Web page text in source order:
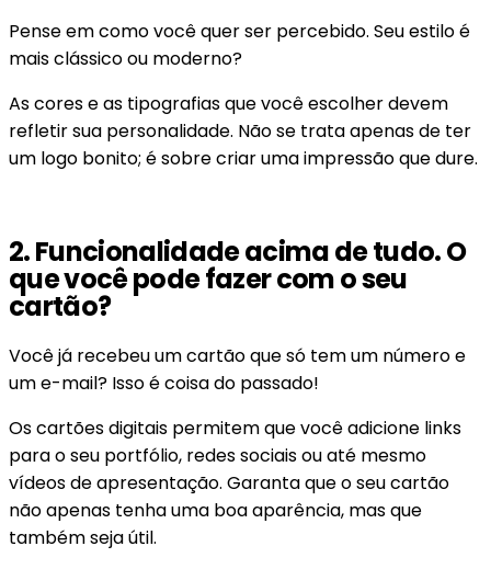
Pense em como você quer ser percebido. Seu estilo é
mais clássico ou moderno?
As cores e as tipografias que você escolher devem
refletir sua personalidade. Não se trata apenas de ter
um logo bonito; é sobre criar uma impressão que dure.
2. Funcionalidade acima de tudo. O
que você pode fazer com o seu
cartão?
Você já recebeu um cartão que só tem um número e
um e-mail? Isso é coisa do passado!
Os cartões digitais permitem que você adicione links
para o seu portfólio, redes sociais ou até mesmo
vídeos de apresentação. Garanta que o seu cartão
não apenas tenha uma boa aparência, mas que
também seja útil.